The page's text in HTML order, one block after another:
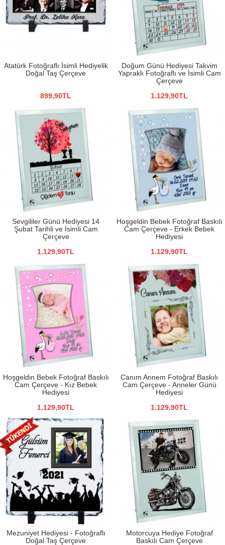
Atatürk Fotoğraflı İsimli Hediyelik
Doğal Taş Çerçeve
899,90TL
Doğum Günü Hediyesi Takvim
Yapraklı Fotoğraflı ve İsimli Cam
Çerçeve
1.129,90TL
Sevgililer Günü Hediyesi 14
Şubat Tarihli ve İsimli Cam
Çerçeve
1.129,90TL
Hoşgeldin Bebek Fotoğraf Baskılı
Cam Çerçeve - Erkek Bebek
Hediyesi
1.129,90TL
Hoşgeldin Bebek Fotoğraf Baskılı
Cam Çerçeve - Kız Bebek
Hediyesi
1.129,90TL
Canım Annem Fotoğraf Baskılı
Cam Çerçeve - Anneler Günü
Hediyesi
1.129,90TL
Mezuniyet Hediyesi - Fotoğraflı
Doğal Taş Çerçeve
Motorcuya Hediye Fotoğraf
Baskılı Cam Çerçeve